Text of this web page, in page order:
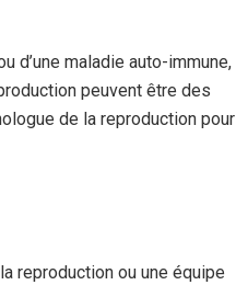
d’une maladie auto-immune,
peuvent être des
de la reproduction pour
reproduction ou une équipe